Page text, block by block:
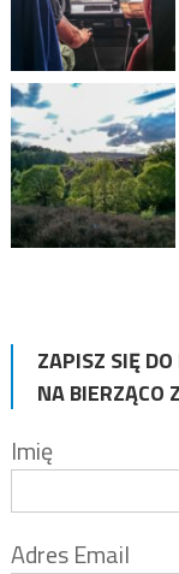
ZAPISZ SIĘ
NA BIERZĄCO
Imię
Adres Email